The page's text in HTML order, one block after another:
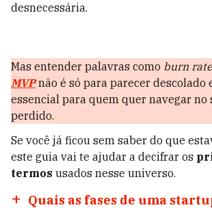
desnecessária.
Mas entender palavras como burn
MVPnão é só para parecer descolado
essencial para quem quer navegar no
perdido.
Se você já ficou sem saber do que
este guia vai te ajudar a decifrar os
termos usados nesse universo.
Quais as fases de uma